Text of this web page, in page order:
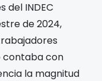
del INDEC
de 2024,
contaba con
la magnitud